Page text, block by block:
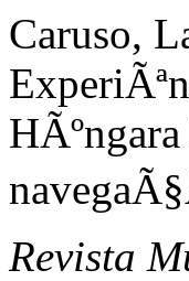
Caruso,
Revista